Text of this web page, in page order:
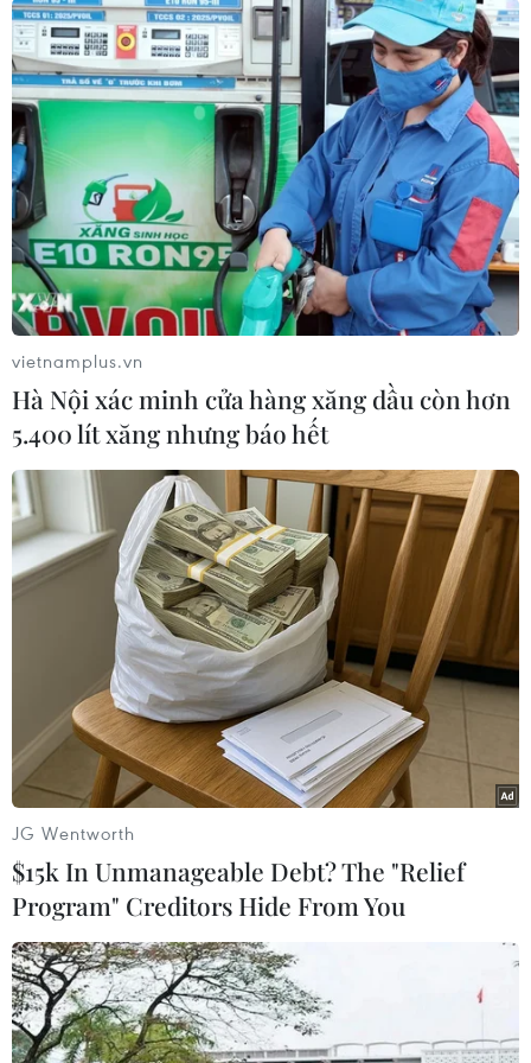
Với kết quả giành được, Phó Chủ tịch đảng FN
Florian Philippot cũng đã thừa nhận "sự thất
vọng" đồng thời kêu gọi cử tri tham gia bỏ phiếu
ủng hộ cho đảng này trong vòng 2./.
(TTXVN/Vietnam+)
#Du lịch Pháp #Thủ tướng Đức
#Angela Merkel
#Tổng thống Pháp
#Bộ Nội vụ Pháp
#Đảng Nền Cộng hòa Tiến bước
#Emmanuel Macron
#Marine Le Pen
#tin tức
#tin tức mới nhất
#tin tức 24h
#tin tức mới nhất trong ngày
#tin tức thời sự
#tin tức hot
#tin tức an ninh
#tội phạm
#truy nã #tội phạm hình sự
#hình sự
#công an
#vụ án #phạm pháp
#pháp luật
#pháp đình
#xã hội #an ninh xã hội
#VietnamPlus
#Vietnam #Plus
vietnamplus.vn
Hà Nội xác minh cửa hàng xăng dầu còn hơn
5.400 lít xăng nhưng báo hết
JG Wentworth
$15k In Unmanageable Debt? The "Relief
Program" Creditors Hide From You